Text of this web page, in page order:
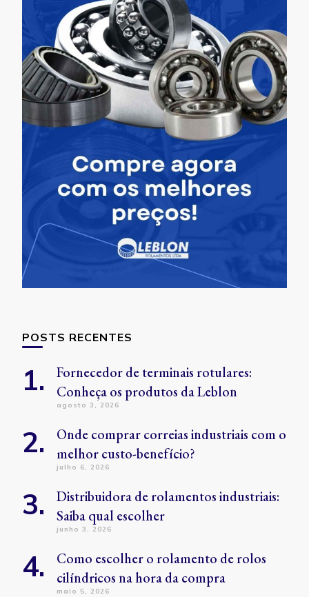
POSTS RECENTES
Fornecedor de terminais rotulares:
Conheça os produtos da Leblon
agosto 3, 2026
Onde comprar correias industriais com o
melhor custo-benefício?
julho 6, 2026
Distribuidora de rolamentos industriais:
Saiba qual escolher
junho 3, 2026
Como escolher o rolamento de rolos
cilíndricos na hora da compra
maio 5, 2026